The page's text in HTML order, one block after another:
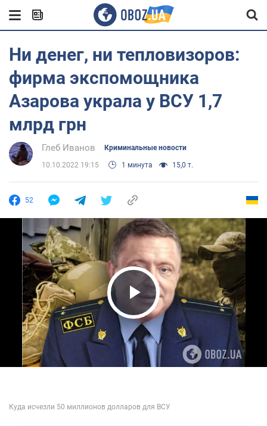
Ни денег, ни тепловизоров:
фирма экспомощника
Азарова украла у ВСУ 1,7
млрд грн
Глеб Иванов Криминальные новости
10.10.2022 19:15 1 минута 15,0 т.
52
Play Video